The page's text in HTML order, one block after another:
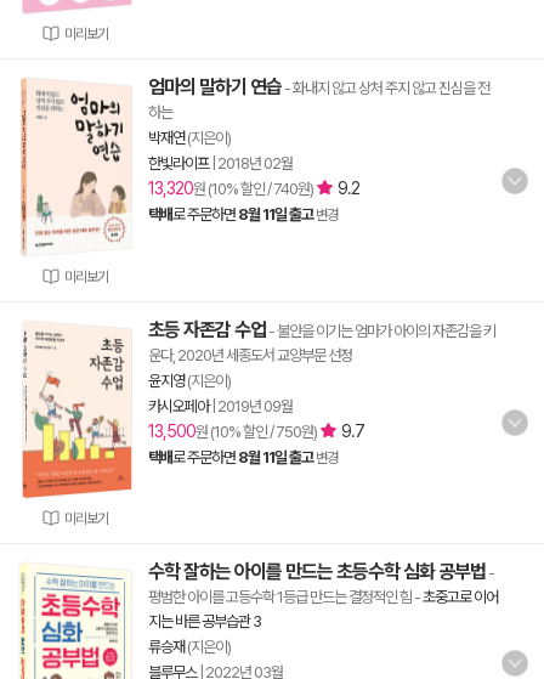
미리보기
미리보기
엄마의 말하기 연습 - 화내지 않고 상처 주지 않고 진심을 전
하는
박재연(지은이)
한빛라이프| 2018년 02월
13,320원 (10% 할인 / 740원) 9.2
택배로 주문하면 8월 11일 출고 변경
미리보기
초등 자존감 수업 - 불안을 이기는 엄마가 아이의 자존감을 키
운다, 2020년 세종도서 교양부문 선정
윤지영(지은이)
카시오페아| 2019년 09월
13,500원 (10% 할인 / 750원) 9.7
택배로 주문하면 8월 11일 출고 변경
수학 잘하는 아이를 만드는 초등수학 심화 공부법 -
평범한 아이를 고등수학 1등급 만드는 결정적인 힘 -초중고로 이어
지는 바른 공부습관 3
류승재 (지은이)
블루무스| 2022년 03월